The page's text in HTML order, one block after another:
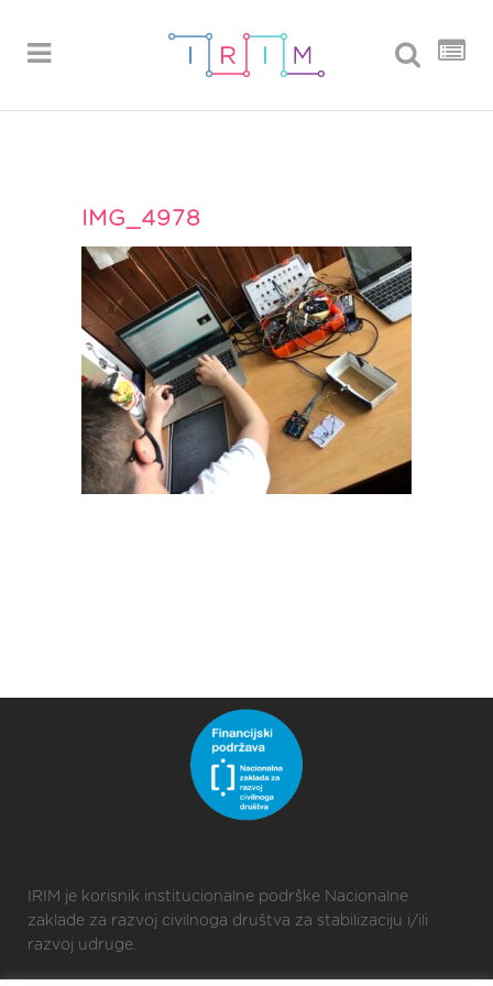
IMG_4978
IRIM je korisnik institucionalne podrške Nacionalne
zaklade za razvoj civilnoga društva za stabilizaciju i/ili
razvoj udruge.